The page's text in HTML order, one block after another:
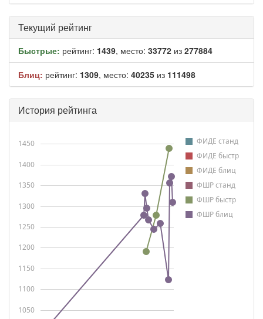
Текущий рейтинг
Быстрые: рейтинг: 1439, место: 33772 из 277884
Блиц: рейтинг: 1309, место: 40235 из 111498
История рейтинга
ФИДЕ станд
ФИДЕ быстр
ФИДЕ блиц
ФШР станд
ФШР быстр
ФШР блиц
1050
1100
1150
1200
1250
1300
1350
1400
1450